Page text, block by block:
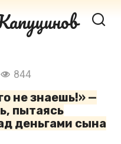
844
не знаешь!» —
пытаясь
деньгами сына